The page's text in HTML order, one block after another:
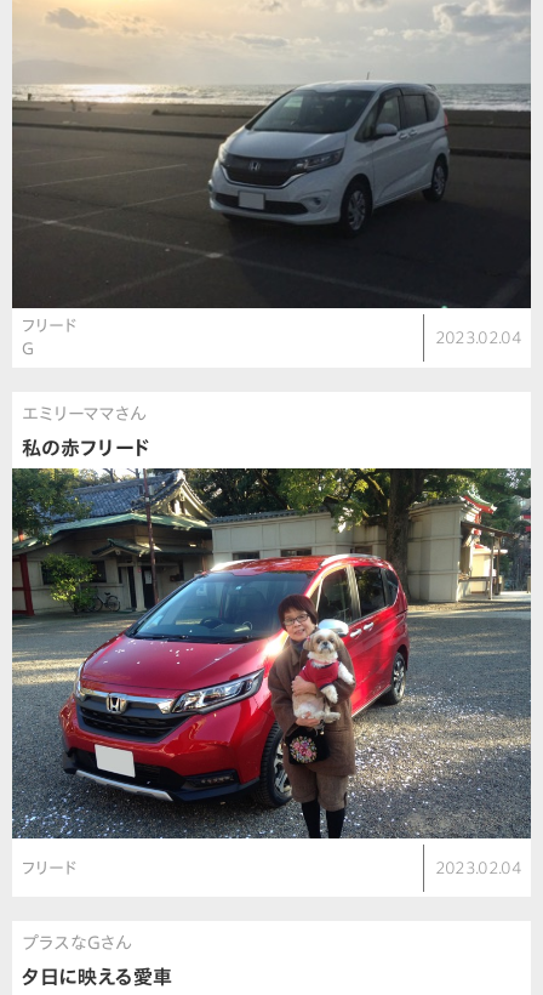
フリード
G
2023.02.04
エミリーママさん
私の赤フリード
フリード 2023.02.04
プラスなGさん
夕日に映える愛車